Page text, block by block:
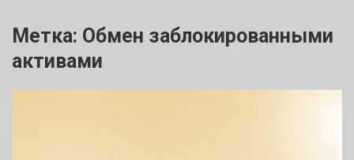
Метка: Обмен заблокированными
активами